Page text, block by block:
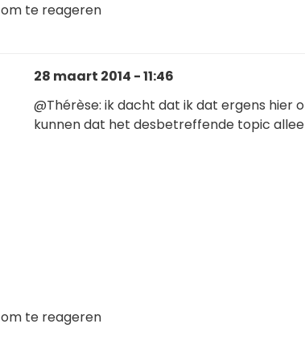
om te reageren
28 maart 2014 - 11:46
@Thérèse: ik dacht dat ik dat ergens hier
kunnen dat het desbetreffende topic
om te reageren